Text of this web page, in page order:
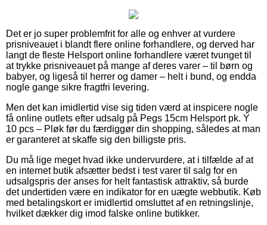
Det er jo super problemfrit for alle og enhver at vurdere
prisniveauet i blandt flere online forhandlere, og derved har
langt de fleste Helsport online forhandlere været tvunget til
at trykke prisniveauet på mange af deres varer – til børn og
babyer, og ligeså til herrer og damer – helt i bund, og endda
nogle gange sikre fragtfri levering.
Men det kan imidlertid vise sig tiden værd at inspicere nogle
få online outlets efter udsalg på Pegs 15cm Helsport pk. Ý
10 pcs – Pløk før du færdiggør din shopping, således at man
er garanteret at skaffe sig den billigste pris.
Du må lige meget hvad ikke undervurdere, at i tilfælde af at
en internet butik afsætter bedst i test varer til salg for en
udsalgspris der anses for helt fantastisk attraktiv, så burde
det undertiden være en indikator for en uægte webbutik. Køb
med betalingskort er imidlertid omsluttet af en retningslinje,
hvilket dækker dig imod falske online butikker.